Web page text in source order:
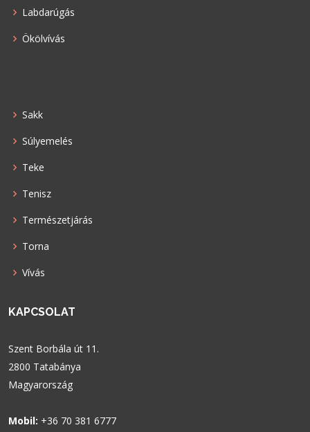
Labdarúgás
Ökölvívás
Sakk
Súlyemelés
Teke
Tenisz
Természetjárás
Torna
Vívás
KAPCSOLAT
Szent Borbála út 11.
2800 Tatabánya
Magyarország
Mobil: +36 70 381 6777